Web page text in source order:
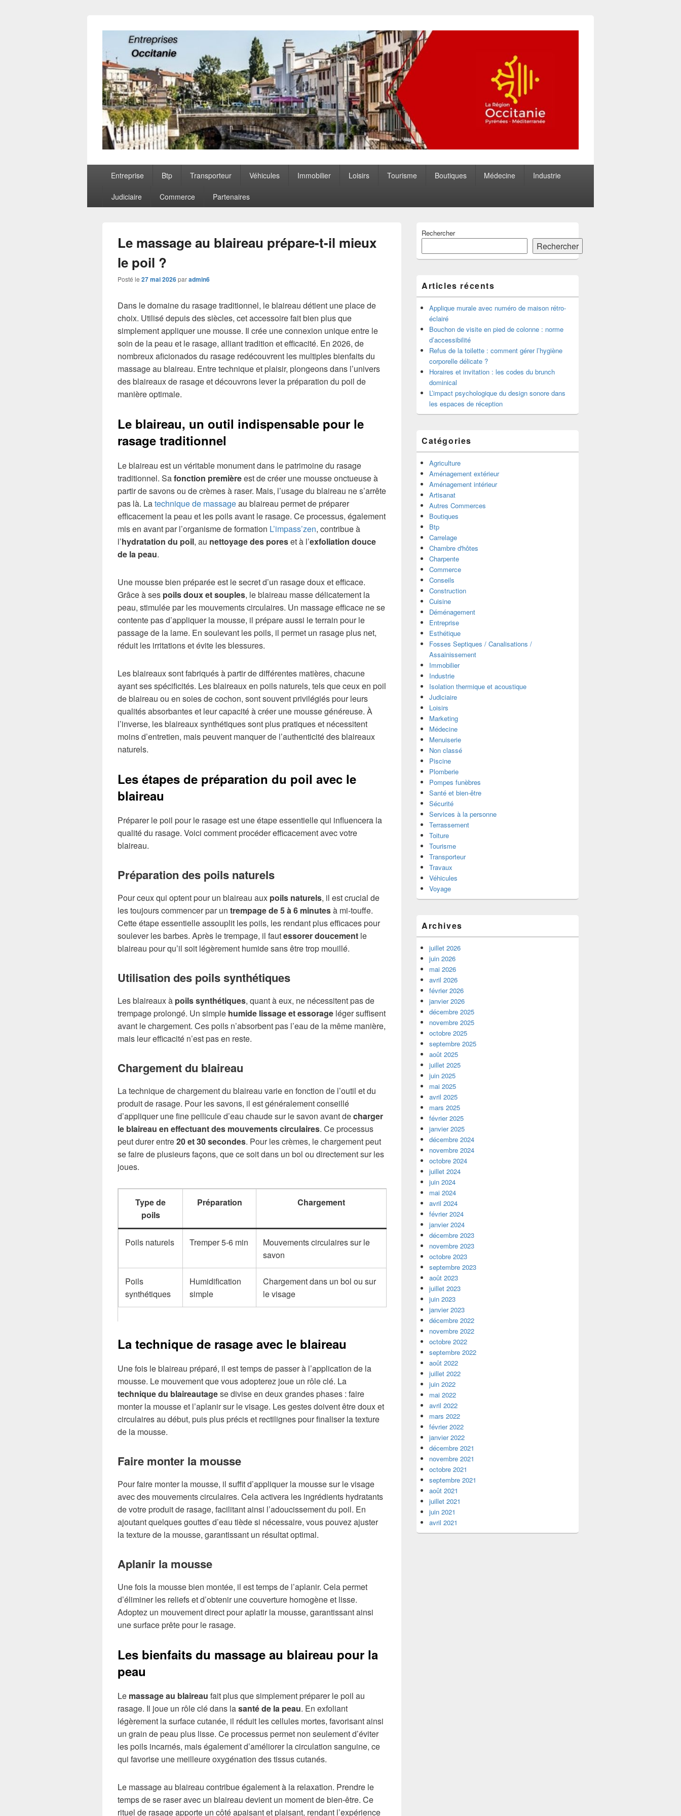
Entreprises Occitanie
principalEntreprise Btp Transporteur Véhicules Immobilier Loisirs Tourisme Boutiques Médecine Industrie
Judiciaire Commerce Partenaires
Le massage au blaireau prépare-t-il mieux
le poil ?
Posté le 27 mai 2026paradmin6
Dans le domaine du rasage traditionnel, le blaireau détient une place de
choix. Utilisé depuis des siècles, cet accessoire fait bien plus que
simplement appliquer une mousse. Il crée une connexion unique entre le
soin de la peau et le rasage, alliant tradition et efficacité. En 2026, de
nombreux aficionados du rasage redécouvrent les multiples bienfaits du
massage au blaireau. Entre technique et plaisir, plongeons dans l’univers
des blaireaux de rasage et découvrons lever la préparation du poil de
manière optimale.
Le blaireau, un outil indispensable pour le
rasage traditionnel
Le blaireau est un véritable monument dans le patrimoine du rasage
traditionnel. Safonction premièreest de créer une mousse onctueuse à
partir de savons ou de crèmes à raser. Mais, l’usage du blaireau ne s’arrête
pas là. Latechnique de massageau blaireau permet de préparer
efficacement la peau et les poils avant le rasage. Ce processus, également
mis en avant par l’organisme de formation L’impass’zen, contribue à
l’hydratation du poil, au nettoyage des poreset à l’exfoliation douce
de la peau.
Une mousse bien préparée est le secret d’un rasage doux et efficace.
Grâce à ses poils doux et souples, le blaireau masse délicatement la
peau, stimulée par les mouvements circulaires. Un massage efficace ne se
contente pas d’appliquer la mousse, il prépare aussi le terrain pour le
passage de la lame. En soulevant les poils, il permet un rasage plus net,
réduit les irritations et évite les blessures.
Les blaireaux sont fabriqués à partir de différentes matières, chacune
ayant ses spécificités. Les blaireaux en poils naturels, tels que ceux en poil
de blaireau ou en soies de cochon, sont souvent privilégiés pour leurs
qualités absorbantes et leur capacité à créer une mousse généreuse. À
l’inverse, les blaireaux synthétiques sont plus pratiques et nécessitent
moins d’entretien, mais peuvent manquer de l’authenticité des blaireaux
naturels.
Les étapes de préparation du poil avec le
blaireau
Préparer le poil pour le rasage est une étape essentielle qui influencera la
qualité du rasage. Voici comment procéder efficacement avec votre
blaireau.
Préparation des poils naturels
Pour ceux qui optent pour un blaireau aux poils naturels, il est crucial de
les toujours commencer par un trempage de 5 à 6 minutesà mi-touffe.
Cette étape essentielle assouplit les poils, les rendant plus efficaces pour
soulever les barbes. Après le trempage, il fautessorer doucement le
blaireau pour qu’il soit légèrement humide sans être trop mouillé.
Utilisation des poils synthétiques
Les blaireaux à poils synthétiques, quant à eux, ne nécessitent pas de
trempage prolongé. Un simple humide lissage et essorage léger suffisent
avant le chargement. Ces poils n’absorbent pas l’eau de la même manière,
mais leur efficacité n’est pas en reste.
Chargement du blaireau
La technique de chargement du blaireau varie en fonction de l’outil et du
produit de rasage. Pour les savons, il est généralement conseillé
d’appliquer une fine pellicule d’eau chaude sur le savon avant decharger
le blaireau en effectuant des mouvements circulaires. Ce processus
peut durer entre20 et 30 secondes. Pour les crèmes, le chargement peut
se faire de plusieurs façons, que ce soit dans un bol ou directement sur les
joues.
Type de
poils
Préparation Chargement
Poils naturels Tremper 5-6 min
Mouvements circulaires sur le
savon
Poils
synthétiques
Humidification
simple
Chargement dans un bol ou sur
le visage
La technique de rasage avec le blaireau
Une fois le blaireau préparé, il est temps de passer à l’application de la
mousse. Le mouvement que vous adopterez joue un rôle clé. La
technique du blaireautagese divise en deux grandes phases : faire
monter la mousse et l’aplanir sur le visage. Les gestes doivent être doux et
circulaires au début, puis plus précis et rectilignes pour finaliser la texture
de la mousse.
Faire monter la mousse
Pour faire monter la mousse, il suffit d’appliquer la mousse sur le visage
avec des mouvements circulaires. Cela activera les ingrédients hydratants
de votre produit de rasage, facilitant ainsi l’adoucissement du poil. En
ajoutant quelques gouttes d’eau tiède si nécessaire, vous pouvez ajuster
la texture de la mousse, garantissant un résultat optimal.
Aplanir la mousse
Une fois la mousse bien montée, il est temps de l’aplanir. Cela permet
d’éliminer les reliefs et d’obtenir une couverture homogène et lisse.
Adoptez un mouvement direct pour aplatir la mousse, garantissant ainsi
une surface prête pour le rasage.
Les bienfaits du massage au blaireau pour la
peau
Le massage au blaireau fait plus que simplement préparer le poil au
rasage. Il joue un rôle clé dans lasanté de la peau. En exfoliant
légèrement la surface cutanée, il réduit les cellules mortes, favorisant ainsi
un grain de peau plus lisse. Ce processus permet non seulement d’éviter
les poils incarnés, mais également d’améliorer la circulation sanguine, ce
qui favorise une meilleure oxygénation des tissus cutanés.
Le massage au blaireau contribue également à la relaxation. Prendre le
temps de se raser avec un blaireau devient un moment de bien-être. Ce
rituel de rasage apporte un côté apaisant et plaisant, rendant l’expérience
principale
widget
pour
barre
latérale
Rechercher
Rechercher
Articles récents
Applique murale avec numéro de maison rétro-
éclairé
Bouchon de visite en pied de colonne : norme
d’accessibilité
Refus de la toilette : comment gérer l’hygiène
corporelle délicate ?
Horaires et invitation : les codes du brunch
dominical
L’impact psychologique du design sonore dans
les espaces de réception
Catégories
Agriculture
Aménagement extérieur
Aménagement intérieur
Artisanat
Autres Commerces
Boutiques
Btp
Carrelage
Chambre d'hôtes
Charpente
Commerce
Conseils
Construction
Cuisine
Déménagement
Entreprise
Esthétique
Fosses Septiques / Canalisations /
Assainissement
Immobilier
Industrie
Isolation thermique et acoustique
Judiciaire
Loisirs
Marketing
Médecine
Menuiserie
Non classé
Piscine
Plomberie
Pompes funèbres
Santé et bien-être
Sécurité
Services à la personne
Terrassement
Toiture
Tourisme
Transporteur
Travaux
Véhicules
Voyage
Archives
juillet 2026
juin 2026
mai 2026
avril 2026
février 2026
janvier 2026
décembre 2025
novembre 2025
octobre 2025
septembre 2025
août 2025
juillet 2025
juin 2025
mai 2025
avril 2025
mars 2025
février 2025
janvier 2025
décembre 2024
novembre 2024
octobre 2024
juillet 2024
juin 2024
mai 2024
avril 2024
février 2024
janvier 2024
décembre 2023
novembre 2023
octobre 2023
septembre 2023
août 2023
juillet 2023
juin 2023
janvier 2023
décembre 2022
novembre 2022
octobre 2022
septembre 2022
août 2022
juillet 2022
juin 2022
mai 2022
avril 2022
mars 2022
février 2022
janvier 2022
décembre 2021
novembre 2021
octobre 2021
septembre 2021
août 2021
juillet 2021
juin 2021
avril 2021